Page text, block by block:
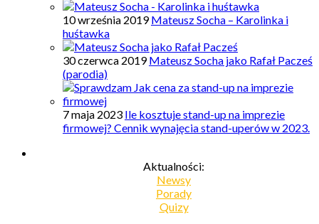
10 września 2019 Mateusz Socha – Karolinka i
huśtawka
30 czerwca 2019 Mateusz Socha jako Rafał Pacześ
(parodia)
7 maja 2023 Ile kosztuje stand-up na imprezie
firmowej? Cennik wynajęcia stand-uperów w 2023.
Aktualności:
Newsy
Porady
Quizy